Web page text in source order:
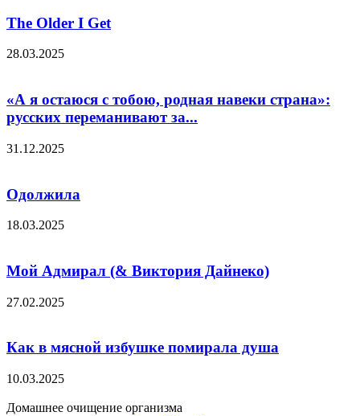
The Older I Get
28.03.2025
«А я остаюся с тобою, родная навеки страна»:
русских переманивают за...
31.12.2025
Одолжила
18.03.2025
Мой Адмирал (& Виктория Дайнеко)
27.02.2025
Как в мясной избушке помирала душа
10.03.2025
Домашнее очищение организма